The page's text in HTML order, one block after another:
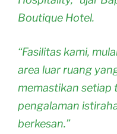
Boutique Hotel.
“Fasilitas kami,
area luar ruang
memastikan setiap
pengalaman
berkesan.”